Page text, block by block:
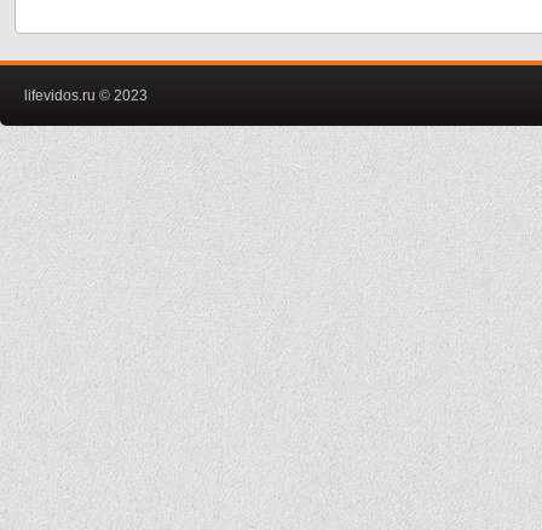
lifevidos.ru © 2023